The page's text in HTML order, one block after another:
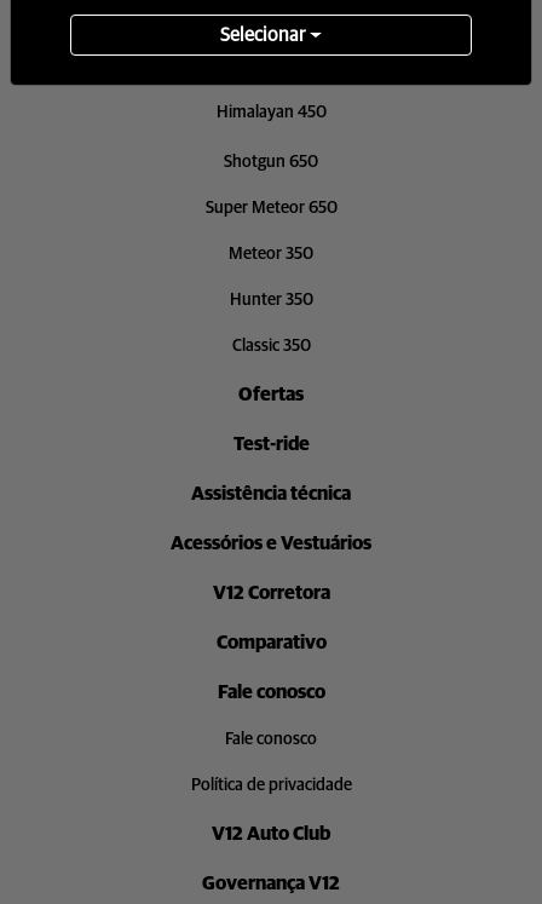
Guerrilla 450
Himalayan 450
Shotgun 650
Super Meteor 650
Meteor 350
Hunter 350
Classic 350
Ofertas
Test-ride
Assistência técnica
Acessórios e Vestuários
V12 Corretora
Comparativo
Fale conosco
Fale conosco
Política de privacidade
V12 Auto Club
Governança V12
Selecionar